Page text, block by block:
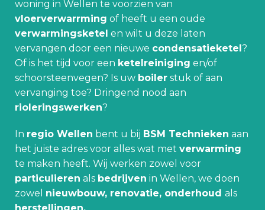
woning in Wellen te voorzien van
vloerverwarrming of heeft u een oude
verwarmingsketel en wilt u deze laten
vervangen door een nieuwe condensatieketel?
Of is het tijd voor een ketelreiniging en/of
schoorsteenvegen? Is uw boiler stuk of aan
vervanging toe? Dringend nood aan
rioleringswerken?
In regio Wellen bent u bij BSM Technieken aan
het juiste adres voor alles wat met verwarming
te maken heeft. Wij werken zowel voor
particulieren als bedrijven in Wellen, we doen
zowel nieuwbouw, renovatie, onderhoud als